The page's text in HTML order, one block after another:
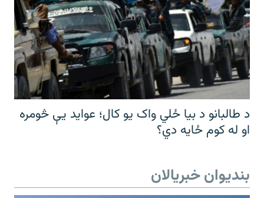
د طالبانو د بیا ځلي واک یو کال؛ عواید یې څومره
او له کوم ځایه دي؟
بندیوان خبریالان